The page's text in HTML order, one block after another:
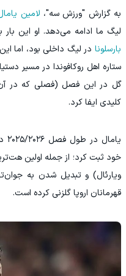
به گزارش "ورزش سه"، لامین
لیگ ما ادامه می‌دهد. او این بار
بارسلونا در لیگ داخلی بود، اما
کلیدی ایفا کرد.
ویارئال) و تبدیل شدن به
قهرمانان اروپا گلزنی کرده است.